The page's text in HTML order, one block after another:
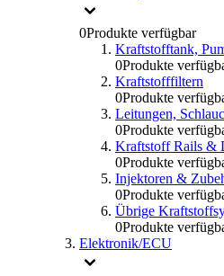
0Produkte verfügbar
Kraftstofftank,
0Produkte
Kraftstofffiltern
0Produkte
Leitungen,
0Produkte
Kraftstoff Rails &
0Produkte
Injektoren &
0Produkte
Übrige
0Produkte
Elektronik/ECU